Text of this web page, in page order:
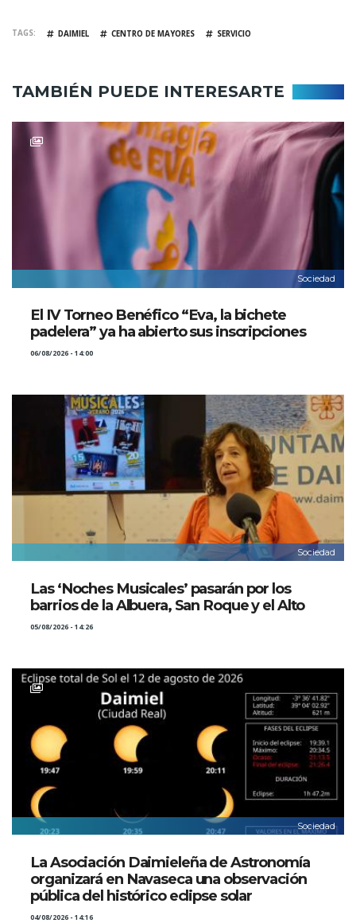
TAGS DAIMIEL CENTRO DE MAYORES SERVICIO
TAMBIÉN PUEDE INTERESARTE
Sociedad
El IV Torneo Benéfico “Eva, la bichete
padelera” ya ha abierto sus inscripciones
06/08/2026 - 14:00
Sociedad
Las ‘Noches Musicales’ pasarán por los
barrios de la Albuera, San Roque y el Alto
05/08/2026 - 14:26
Sociedad
La Asociación Daimieleña de Astronomía
organizará en Navaseca una observación
pública del histórico eclipse solar
04/08/2026 - 14:16